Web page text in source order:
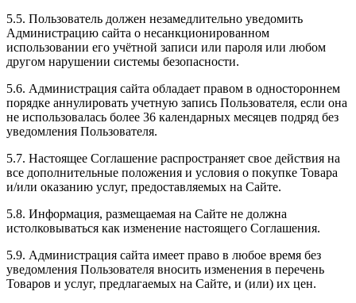
5.5. Пользователь должен незамедлительно уведомить
Администрацию сайта о несанкционированном
использовании его учётной записи или пароля или любом
другом нарушении системы безопасности.
5.6. Администрация сайта обладает правом в одностороннем
порядке аннулировать учетную запись Пользователя, если она
не использовалась более 36 календарных месяцев подряд без
уведомления Пользователя.
5.7. Настоящее Соглашение распространяет свое действия на
все дополнительные положения и условия о покупке Товара
и/или оказанию услуг, предоставляемых на Сайте.
5.8. Информация, размещаемая на Сайте не должна
истолковываться как изменение настоящего Соглашения.
5.9. Администрация сайта имеет право в любое время без
уведомления Пользователя вносить изменения в перечень
Товаров и услуг, предлагаемых на Сайте, и (или) их цен.